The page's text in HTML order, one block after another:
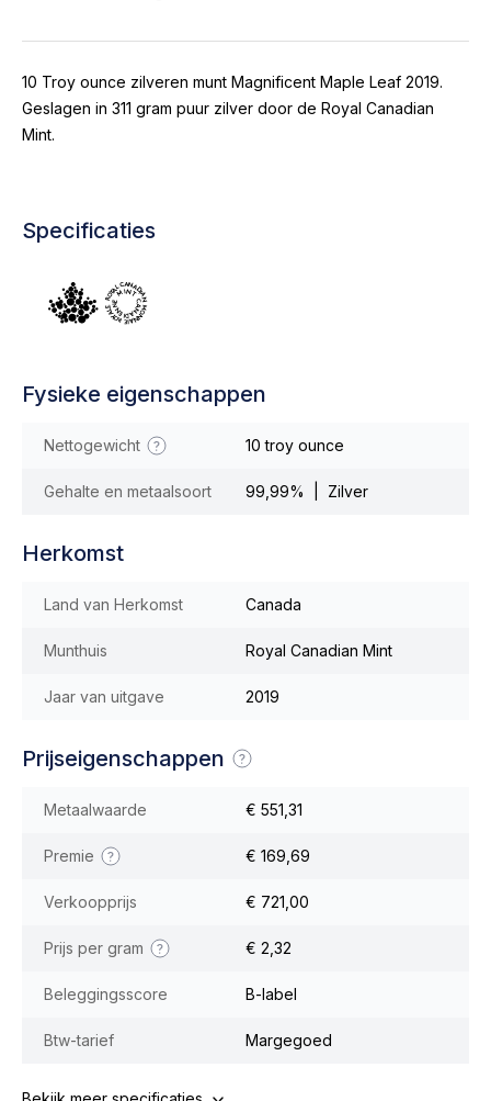
10 Troy ounce zilveren munt Magnificent Maple Leaf 2019.
Geslagen in 311 gram puur zilver door de Royal Canadian
Mint.
Specificaties
Fysieke eigenschappen
Nettogewicht 10 troy ounce
Gehalte en metaalsoort 99,99% | Zilver
Herkomst
Land van Herkomst Canada
Munthuis Royal Canadian Mint
Jaar van uitgave 2019
Prijseigenschappen
Metaalwaarde € 551,31
Premie € 169,69
Verkoopprijs € 721,00
Prijs per gram € 2,32
Beleggingsscore B-label
Btw-tarief Margegoed